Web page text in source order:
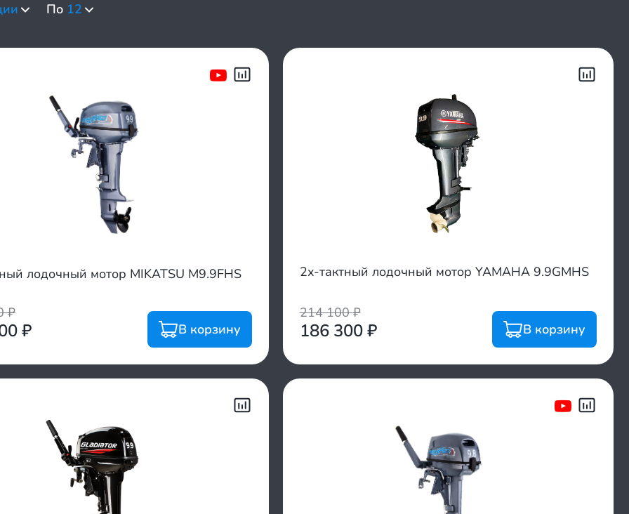
По 12
лодочный мотор MIKATSU M9.9FHS
₽
₽ В корзину
2х-тактный лодочный мотор YAMAHA 9.9GMHS
214 100₽
186 300₽ В корзину